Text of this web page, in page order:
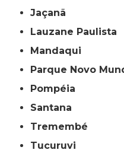
Jaçanã
Lauzane Paulista
Mandaqui
Parque Novo
Pompéia
Santana
Tremembé
Tucuruvi